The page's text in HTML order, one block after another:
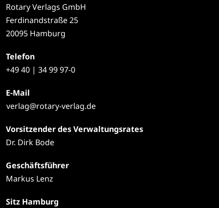
Rotary Verlags GmbH
Ferdinandstraße 25
20095 Hamburg
Telefon
+4940 | 34 99 97-0
E-Mail
verlag@rotary-verlag.de
Vorsitzender des Verwaltungsrates
Dr. Dirk Bode
Geschäftsführer
Markus Lenz
Sitz Hamburg